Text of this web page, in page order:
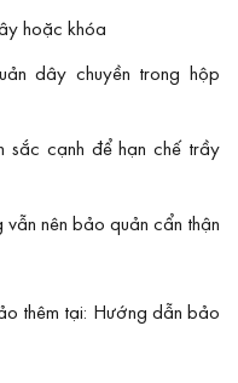
hoặc khóa
dây chuyền trong hộp
sắc cạnh để hạn chế trầy
nên bảo quản cẩn thận
thêm tại: Hướng dẫn bảo